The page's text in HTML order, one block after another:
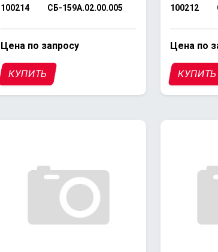
100214
СБ-159А.02.00.005
Цена по запросу
КУПИТЬ
100212
Цена по
КУПИТЬ